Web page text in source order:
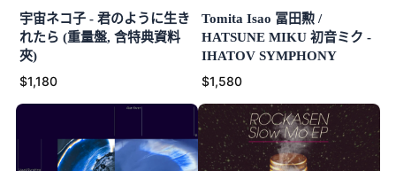
宇宙ネコ子 - 君のように生き
れたら (重量盤, 含特典資料
夾)
$1,180
Tomita Isao 冨田勲 /
HATSUNE MIKU 初音ミク -
IHATOV SYMPHONY
$1,580